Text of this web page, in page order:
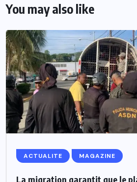
You may also like
ACTUALITE MAGAZINE
La migration garantit que le